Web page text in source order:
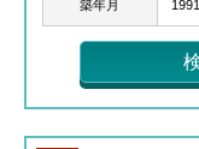
築年月